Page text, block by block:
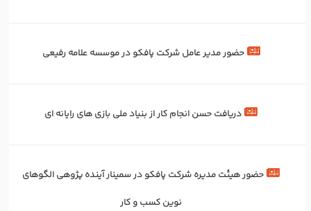
حضور مدیر عامل شرکت پافکو در موسسه علامه رفیعی
دریافت حسن انجام کار از بنیاد ملی بازی های رایانه ای
حضور هیئت مدیره شرکت پافکو در سمینار آینده پژوهی الگوهای
نوین کسب و کار